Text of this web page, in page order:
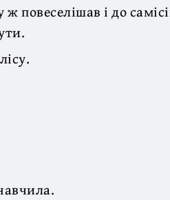
повеселішав і до